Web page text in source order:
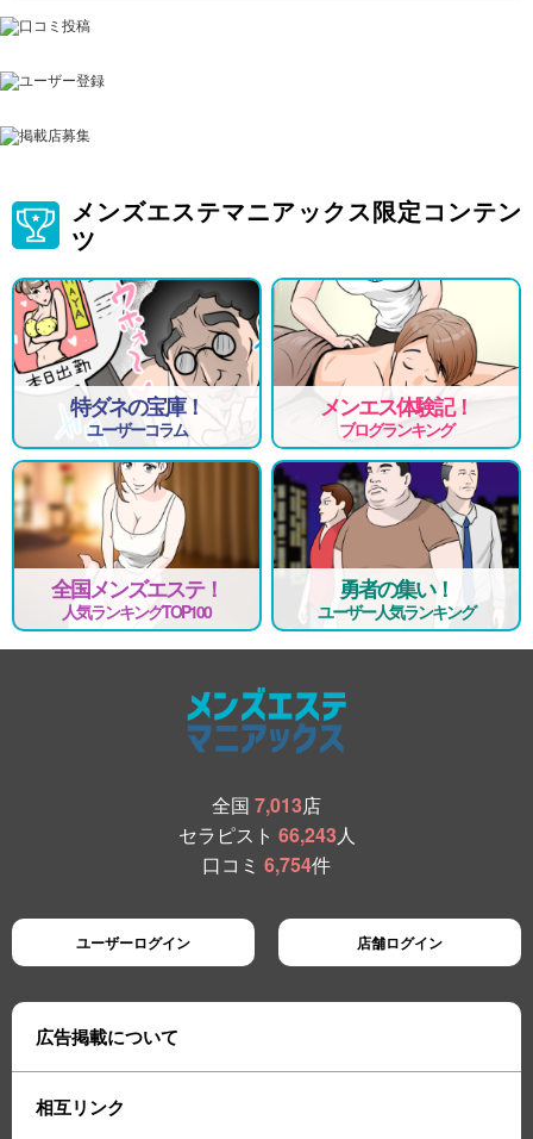
出勤は週1日からOK！
各種保険完備、交通費支給
即日勤務可能な方は優遇させていただきます。
LINEでもご応募受付中！
メンズエステマニアックス限定コンテン
ツ
特ダネの宝庫！
ユーザーコラム
メンエス体験記！
ブログランキング
全国メンズエステ！
人気ランキングTOP100
勇者の集い！
ユーザー人気ランキング
全国 7,013店
セラピスト 66,243人
口コミ 6,754件
ユーザーログイン 店舗ログイン
広告掲載について
相互リンク